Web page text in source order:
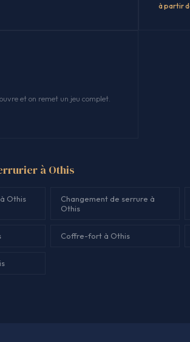
à partir
et on remet un jeu complet.
à Othis
Othis
Changement de serrure à
Othis
Coffre-fort à Othis